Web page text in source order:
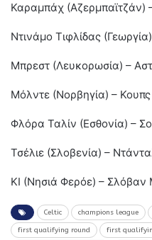
Καραμπάχ (Αζερμπαϊτζάν)
Ντινάμο Τιφλίδας
Μπρεστ (Λευκορωσία) –
Μόλντε (Νορβηγία) – Κουπς
Φλόρα Ταλίν (Εσθονία) –
Τσέλιε (Σλοβενία) –
ΚΙ (Νησιά Φερόε) –
Celtic champions league
first qualifying round first